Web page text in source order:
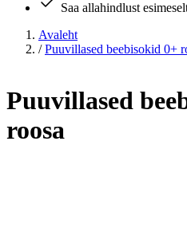
Saa allahindlust
Avaleht
/ Puuvillased beebisokid 0+
Puuvillased
roosa